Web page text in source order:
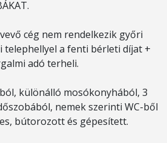
cég nem rendelkezik győri
telephellyel a fenti bérleti díjat +
adó terheli.
különálló mosókonyhából, 3
nemek szerinti WC-ből
bútorozott és gépesített.